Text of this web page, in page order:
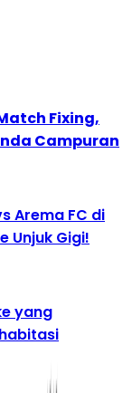
Fixing,
Campuran
Arema FC di
Unjuk Gigi!
yang